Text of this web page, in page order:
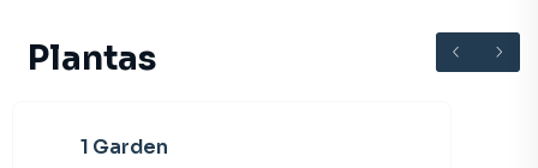
Plantas
1 Garden